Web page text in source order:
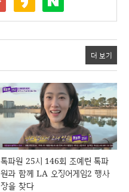
더 보기
톡파원 25시 146회 조예린 톡파
원과 함께 LA 오징어게임2 행사
장을 찾다